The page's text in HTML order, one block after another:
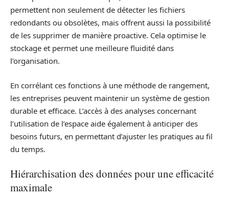
permettent non seulement de détecter les fichiers
redondants ou obsolètes, mais offrent aussi la possibilité
de les supprimer de manière proactive. Cela optimise le
stockage et permet une meilleure fluidité dans
l’organisation.
En corrélant ces fonctions à une méthode de rangement,
les entreprises peuvent maintenir un système de gestion
durable et efficace. L’accès à des analyses concernant
l’utilisation de l’espace aide également à anticiper des
besoins futurs, en permettant d’ajuster les pratiques au fil
du temps.
Hiérarchisation des données pour une efficacité
maximale